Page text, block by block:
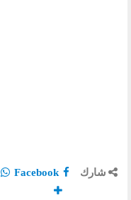
شارك Facebook